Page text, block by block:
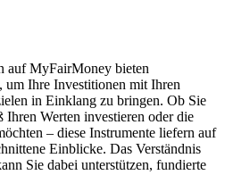
auf MyFairMoney bieten
um Ihre Investitionen mit Ihren
in Einklang zu bringen. Ob Sie
Ihren Werten investieren oder die
– diese Instrumente liefern auf
Einblicke. Das Verständnis
Sie dabei unterstützen, fundierte